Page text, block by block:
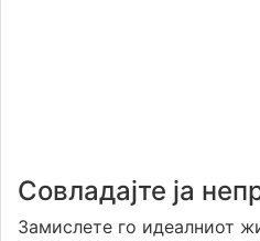
Совладајте ја
Замислете го идеалниот